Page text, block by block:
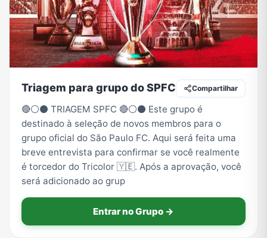
Receitas Redes Sociais Religião Shitpost
Tecnologia TV Vagas de Empregos Viagem e Turismo
Triagem para grupo do SPFC Compartilhar
🔴⚪⚫ TRIAGEM SPFC 🔴⚪⚫ Este grupo é
destinado à seleção de novos membros para o
grupo oficial do São Paulo FC. Aqui será feita uma
breve entrevista para confirmar se você realmente
é torcedor do Tricolor 🇾🇪. Após a aprovação, você
será adicionado ao grup
Entrar no Grupo →